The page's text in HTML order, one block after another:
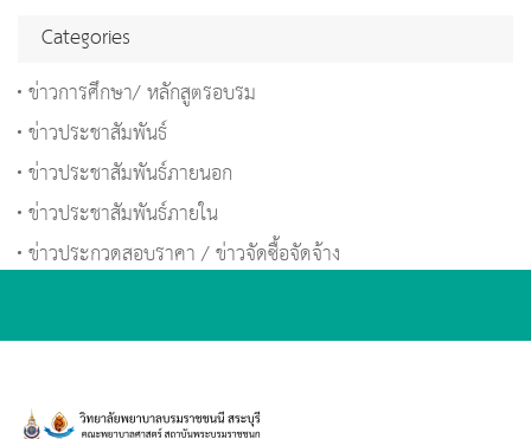
Categories
ข่าวการศึกษา/ หลักสูตรอบรม
ข่าวประชาสัมพันธ์
ข่าวประชาสัมพันธ์ภายนอก
ข่าวประชาสัมพันธ์ภายใน
ข่าวประกวดสอบราคา / ข่าวจัดซื้อจัดจ้าง